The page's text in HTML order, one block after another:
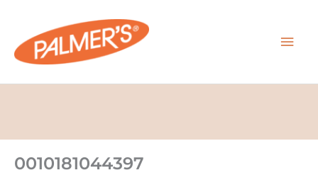
content
0010181044397